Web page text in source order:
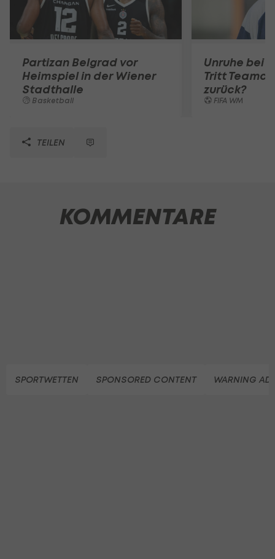
Partizan Belgrad vor
Heimspiel in der Wiener
Stadthalle
Basketball
Unruhe bei
Tritt
zurück?
FIFA WM
TEILEN
KOMMENTARE
SPORTWETTEN SPONSORED CONTENT WARNING